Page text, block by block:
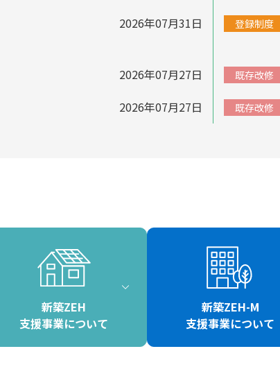
2026年07月31日
登録制度
2026年07月27日
既存改修
2026年07月27日
既存改修
新築ZEH
支援事業について
新築ZEH-M
支援事業について